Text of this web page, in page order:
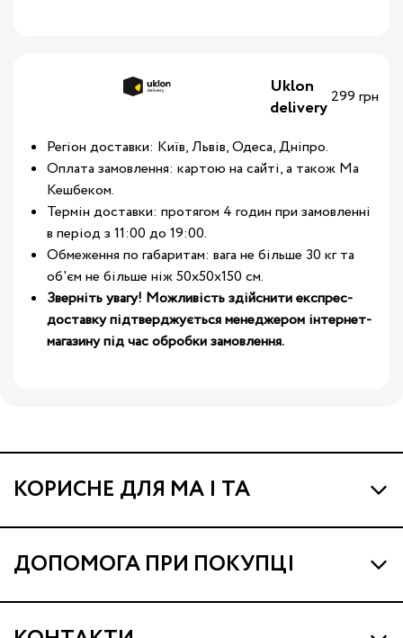
Uklon
delivery 299 грн
Регіон доставки: Київ, Львів, Одеса, Дніпро.
Оплата замовлення: картою на сайті, а також Ма
Кешбеком.
Термін доставки: протягом 4 годин при замовленні
в період з 11:00 до 19:00.
Обмеження по габаритам: вага не більше 30 кг та
об'єм не більше ніж 50х50х150 см.
Зверніть увагу! Можливість здійснити експрес-
доставку підтверджується менеджером інтернет-
магазину під час обробки замовлення.
КОРИСНЕ ДЛЯ МА І ТА
Про МА та Маминих Асистентів
Програма Ма Кешбек
Ма Клуб
ДОПОМОГА ПРИ ПОКУПЦІ
Наші магазини